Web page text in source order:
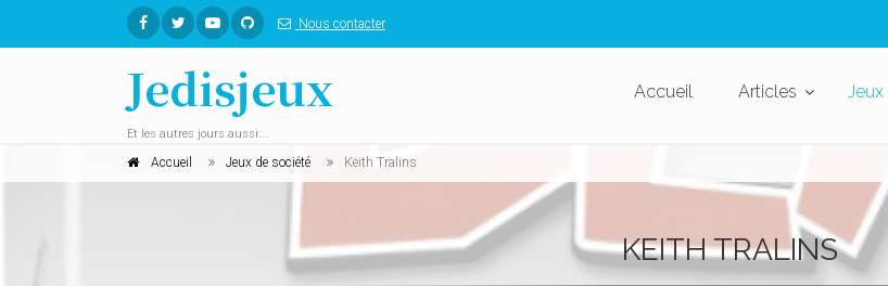
Nous contacter
Jedisjeux
Et les autres jours aussi...
Accueil Articles Jeux
Accueil Jeux de société Keith Tralins
KEITH TRALINS